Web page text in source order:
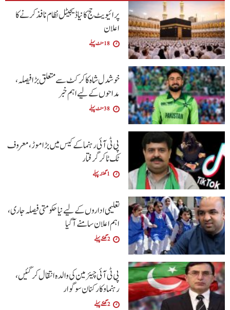
پرائیویٹ حج کا نیا ڈیجیٹل نظام نافذ کرنے کا
اعلان
18 منٹ پہلے
خوشدل شاہ کا کرکٹ سے متعلق بڑا فیصلہ،
مداحوں کے لیے اہم خبر
38 منٹ پہلے
پی ٹی آئی رہنما کے کیس میں بڑا موڑ، معروف
ٹک ٹاکر گرفتار
1 گھنٹہ پہلے
تعلیمی اداروں کے لیے نیا حکومتی فیصلہ جاری،
اہم اعلان سامنے آگیا
2 گھنٹے پہلے
پی ٹی آئی چیئرمین کی والدہ انتقال کرگئیں،
رہنما و کارکنان سوگوار
2 گھنٹے پہلے